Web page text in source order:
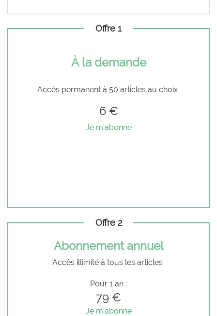
Offre 1
À la demande
Accès permanent à 50 articles au choix
6 €
Je m'abonne
Offre 2
Abonnement annuel
Accès illimité à tous les articles
Pour 1 an :
79 €
Je m'abonne